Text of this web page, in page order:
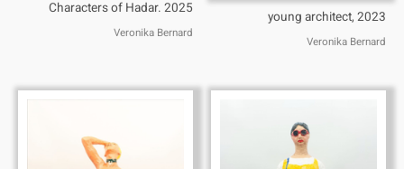
young architect, 2023
Veronika Bernard
Characters of Hadar. 2025
Veronika Bernard